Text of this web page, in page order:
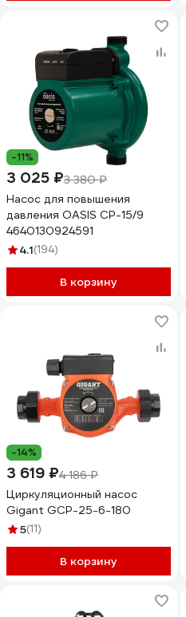
-11%
3 025 ₽3 380 ₽
Насос для повышения
давления OASIS CP-15/9
4640130924591
4.1(194)
В корзину
-14%
3 619 ₽4 186 ₽
Циркуляционный насос
Gigant GСP-25-6-180
5(11)
В корзину